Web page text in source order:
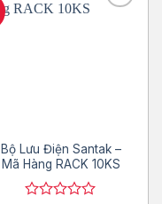
Bộ Lưu Điện Santak –
Mã Hàng RACK 10KS